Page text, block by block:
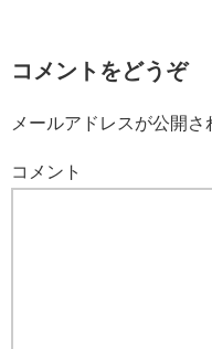
コメントをどうぞ
メールアドレスが公開さ
コメント